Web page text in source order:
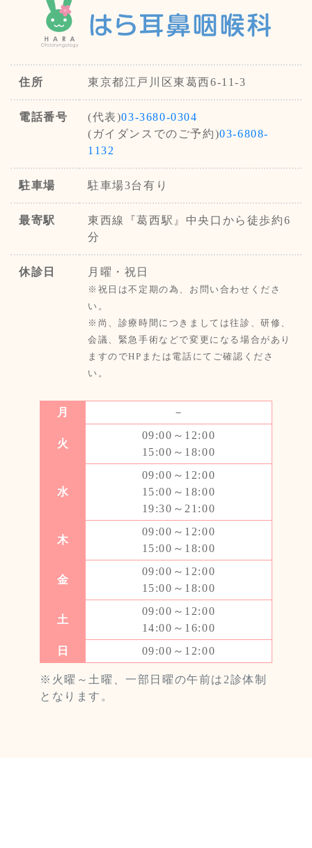
10月20日（木）より患者様の待ち時間を
緩和し、利便性を高めるためWEB予約を
変更いたします。
それに伴い、各時間帯の予約時間が下記へ
変更となります。※各時間帯30分延長い
また、
WEB予約・専用ダイヤル共に、初
診受付可能です。
≫詳細はこちら
また、電話ガイダンスでのご予約も番号が
TEL：03-6808-1132
何卒よろしくお願いいたします。
2022.10.12
インフルエンザ予防接種・新型コロナ
ウイルスワクチン接種の予約について
インフルエンザ予防接種・新型コロナウイ
≫予約はこちら
※ワクチンのご予約は再診の方のみ
せていただきます。
2022.09.01
原聡医師の診療は9/22（木）にて終了
この度、原聡医師が海外留学することが決
まりました。
それに伴い、原聡医師の診療は9/22（木）
にて終了しました。
2022.02.17
新型コロワウイルスワクチン3回目の
住所 東京都江戸川区東葛西6-11-3
電話番号 (代表)03-3680-0304
(ガイダンスでのご予約)03-6808-
1132
駐車場 駐車場3台有り
最寄駅
東西線『葛西駅』中央口から徒歩約6
分
休診日 月曜・祝日
※祝日は不定期の為、お問い合わせくださ
い。
※尚、診療時間につきましては往診、研修、
会議、緊急手術などで変更になる場合があり
ますのでHPまたは電話にてご確認くださ
い。
※火曜～土曜、一部日曜の午前は2診体制
となります。
月 －
火
09:00～12:00
15:00～18:00
水
09:00～12:00
15:00～18:00
19:30～21:00
木
09:00～12:00
15:00～18:00
金
09:00～12:00
15:00～18:00
土
09:00～12:00
14:00～16:00
日
09:00～12:00